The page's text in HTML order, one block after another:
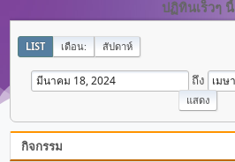
ปฏิทินเร็วๆ นี้
LIST เดือน: สัปดาห์
ถึง
กิจกรรม